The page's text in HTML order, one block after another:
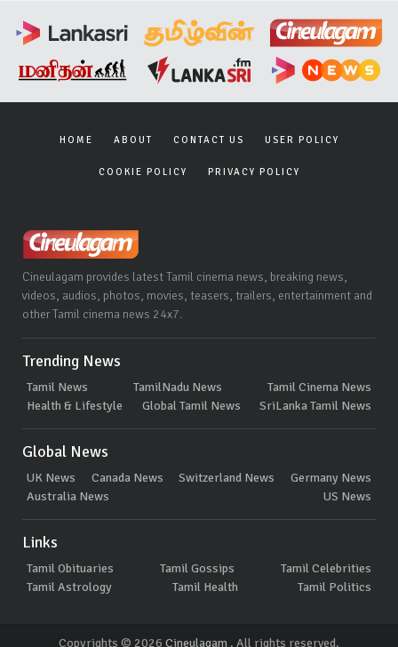
HOME ABOUT CONTACT US USER POLICY
COOKIE POLICY PRIVACY POLICY
Cineulagam provides latest Tamil cinema news, breaking news,
videos, audios, photos, movies, teasers, trailers, entertainment and
other Tamil cinema news 24x7.
Trending News
Tamil News TamilNadu News
Tamil Cinema News
Health & Lifestyle
Global Tamil News SriLanka Tamil News
Global News
UK News Canada News Switzerland News
Germany News
Australia News
US News
Links
Tamil Obituaries Tamil Gossips
Tamil Celebrities
Tamil Astrology
Tamil Health Tamil Politics
Copyrights © 2026 Cineulagam . All rights reserved.